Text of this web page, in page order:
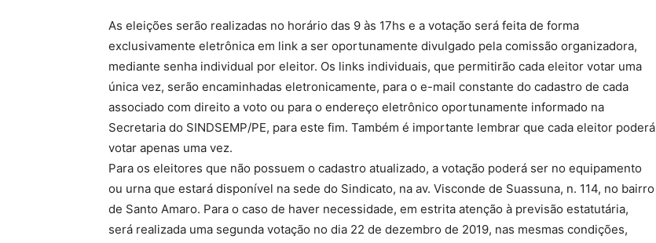
As eleições serão realizadas no horário das 9 às 17hs e a votação será feita de forma
exclusivamente eletrônica em link a ser oportunamente divulgado pela comissão organizadora,
mediante senha individual por eleitor. Os links individuais, que permitirão cada eleitor votar uma
única vez, serão encaminhadas eletronicamente, para o e-mail constante do cadastro de cada
associado com direito a voto ou para o endereço eletrônico oportunamente informado na
Secretaria do SINDSEMP/PE, para este fim. Também é importante lembrar que cada eleitor poderá
votar apenas uma vez.
Para os eleitores que não possuem o cadastro atualizado, a votação poderá ser no equipamento
ou urna que estará disponível na sede do Sindicato, na av. Visconde de Suassuna, n. 114, no bairro
de Santo Amaro. Para o caso de haver necessidade, em estrita atenção à previsão estatutária,
será realizada uma segunda votação no dia 22 de dezembro de 2019, nas mesmas condições,